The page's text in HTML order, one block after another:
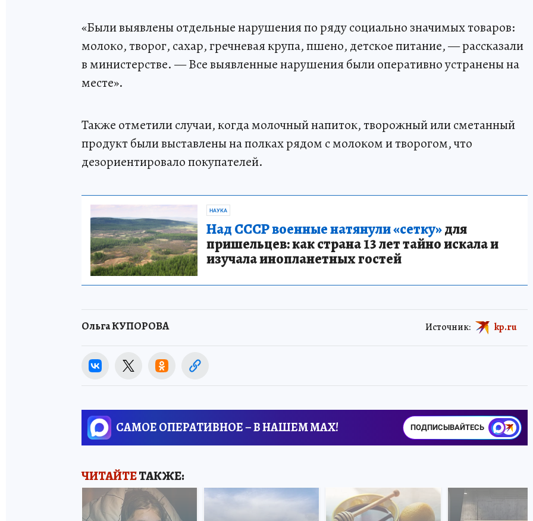
«Были выявлены отдельные нарушения по ряду социально значимых товаров:
молоко, творог, сахар, гречневая крупа, пшено, детское питание, — рассказали
в министерстве. — Все выявленные нарушения были оперативно устранены на
месте».
Также отметили случаи, когда молочный напиток, творожный или сметанный
продукт были выставлены на полках рядом с молоком и творогом, что
дезориентировало покупателей.
НАУКА
Над СССР военные натянули «сетку»для
пришельцев: как страна 13 лет тайно искала и
изучала инопланетных гостей
Ольга КУПОРОВА Источник: kp.ru
САМОЕ ОПЕРАТИВНОЕ – В НАШЕМ MAX! ПОДПИСЫВАЙТЕСЬ
ЧИТАЙТЕТАКЖЕ: